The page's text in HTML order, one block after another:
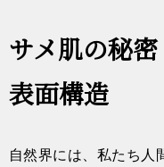
サメ肌の秘
表面構造
自然界には、私たち人